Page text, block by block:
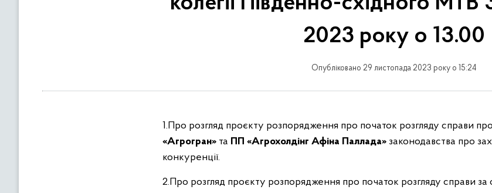
2023 року о 13.00
Опубліковано 29 листопада 2023 року о 15:24
1.Про розгляд проєкту розпорядження про початок розгляду справи
«Агрогран» та ПП «Агрохолдінг Афіна Паллада» законодавства про
конкуренції.
2.Про розгляд проєкту розпорядження про початок розгляду справи